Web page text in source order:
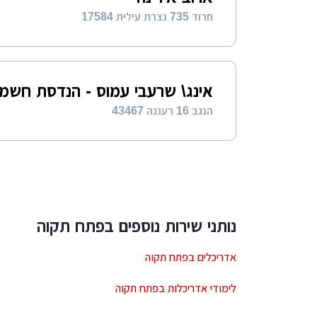
חרוד 735 נצרת עילית 17584
אינג\ שרעבי עמוס - הנדסת
הנגב 16 רעננה 43467
נותני שירות נוספים בפתח תקוה
אדריכלים בפתח תקוה
לימודי אדריכלות בפתח תקוה